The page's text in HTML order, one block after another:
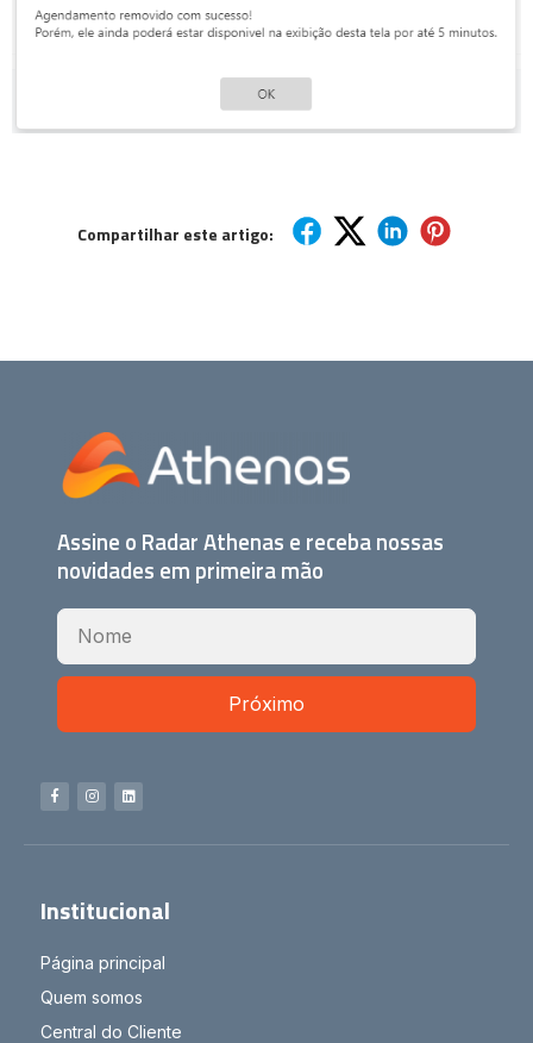
Compartilhar este artigo:
Assine o Radar Athenas e receba nossas
novidades em primeira mão
Próximo
Institucional
Página principal
Quem somos
Central do Cliente